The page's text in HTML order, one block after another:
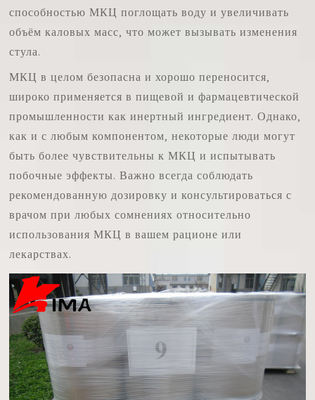
способностью МКЦ поглощать воду и увеличивать
объём каловых масс, что может вызывать изменения
стула.
МКЦ в целом безопасна и хорошо переносится,
широко применяется в пищевой и фармацевтической
промышленности как инертный ингредиент. Однако,
как и с любым компонентом, некоторые люди могут
быть более чувствительны к МКЦ и испытывать
побочные эффекты. Важно всегда соблюдать
рекомендованную дозировку и консультироваться с
врачом при любых сомнениях относительно
использования МКЦ в вашем рационе или
лекарствах.